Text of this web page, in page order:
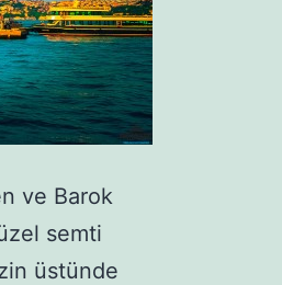
ve Barok
semti
üstünde